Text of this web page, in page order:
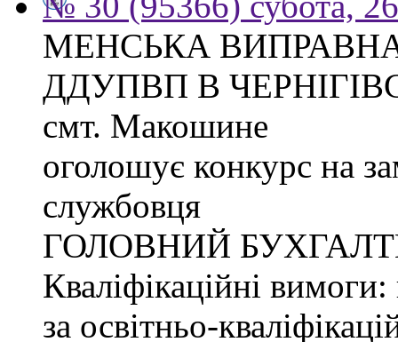
МЕНСЬКА
ДДУПВП В
смт. Макошине
оголошує конкурс на
службовця
ГОЛОВНИЙ
Кваліфікаційні
за освітньо-